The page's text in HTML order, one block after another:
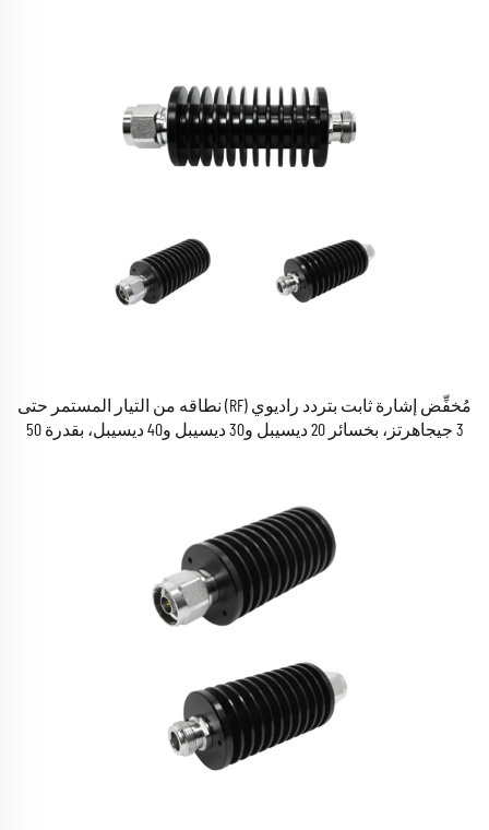
مُخفِّض إشارة ثابت بتردد راديوي (RF) نطاقه من التيار المستمر حتى
3 جيجاهرتز، بخسائر 20 ديسيبل و30 ديسيبل و40 ديسيبل، بقدرة 50